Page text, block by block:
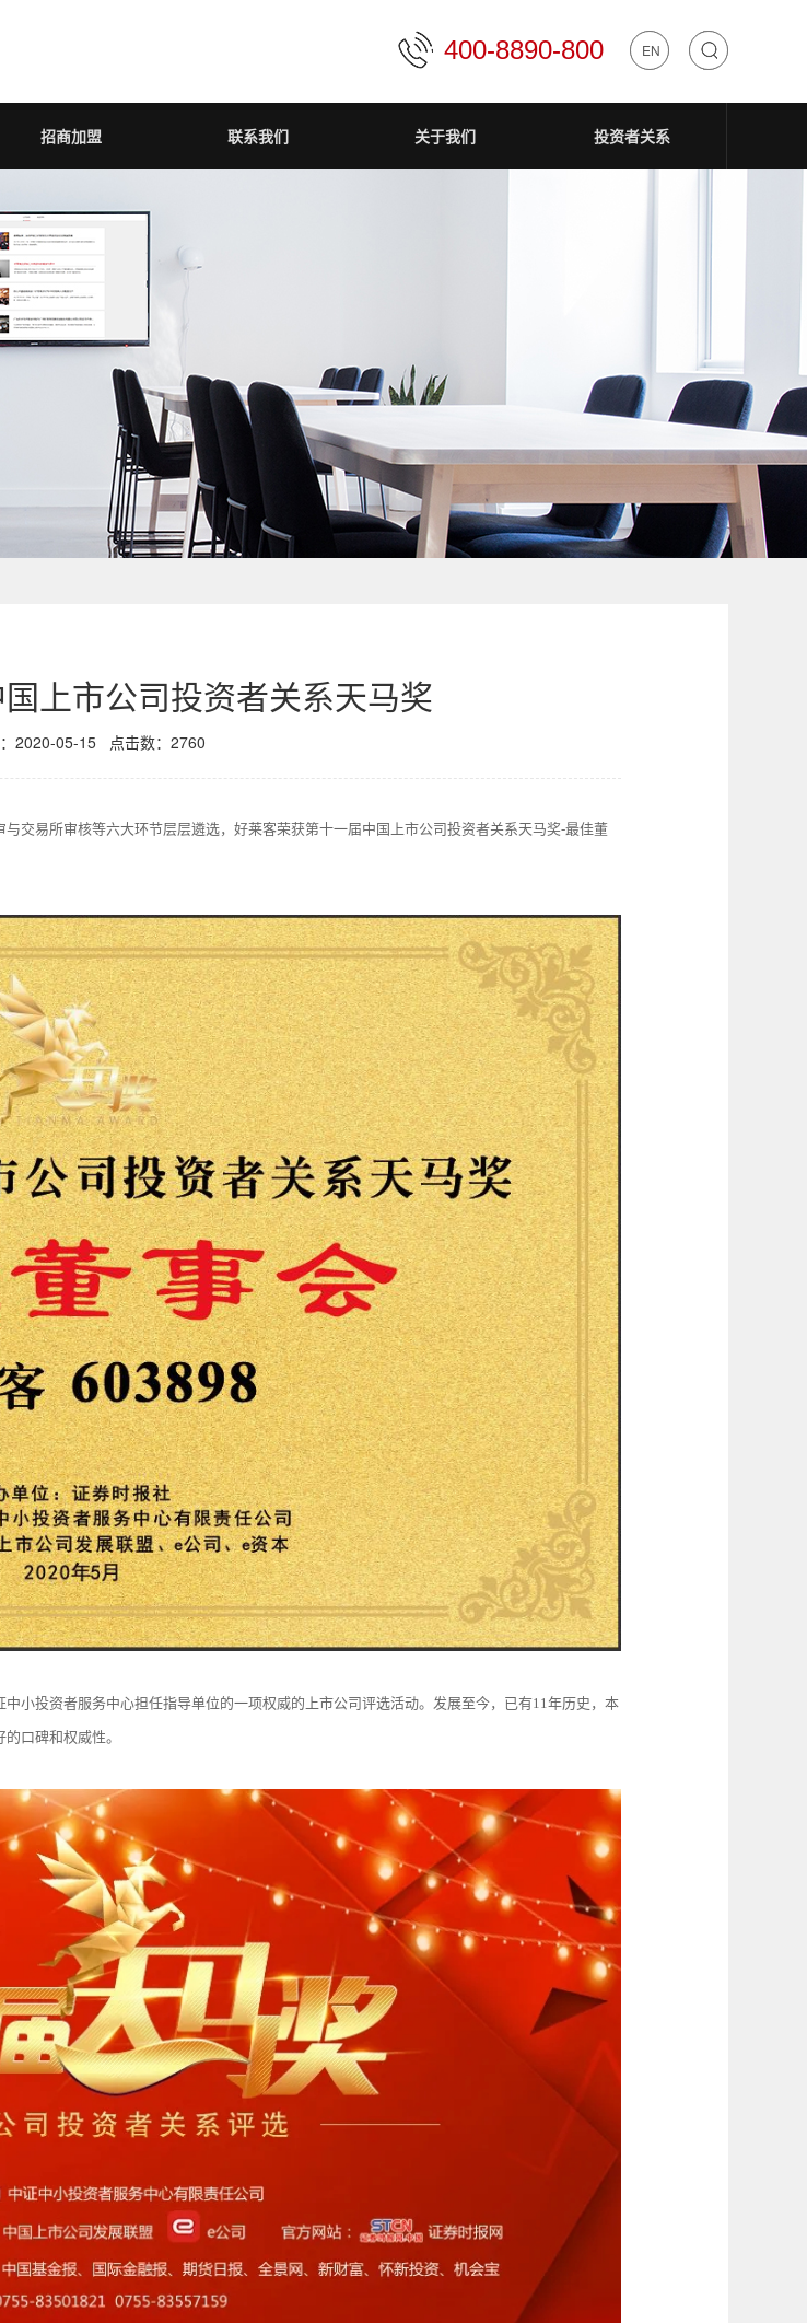
400-8890-800 EN
中文
招商加盟 联系我们 关于我们 投资者关系
上市公司投资者关系天马奖
2020-05-15 点击数： 2760
交易所审核等六大环节层层遴选，好莱客荣获第十一届中国上市公司投资者关系天马奖-最佳董
小投资者服务中心担任指导单位的一项权威的上市公司评选活动。发展至今，已有11年历史，本
口碑和权威性。